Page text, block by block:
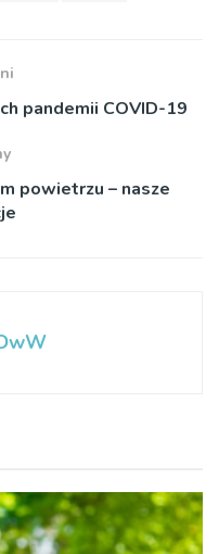
pandemii COVID-19
powietrzu – nasze